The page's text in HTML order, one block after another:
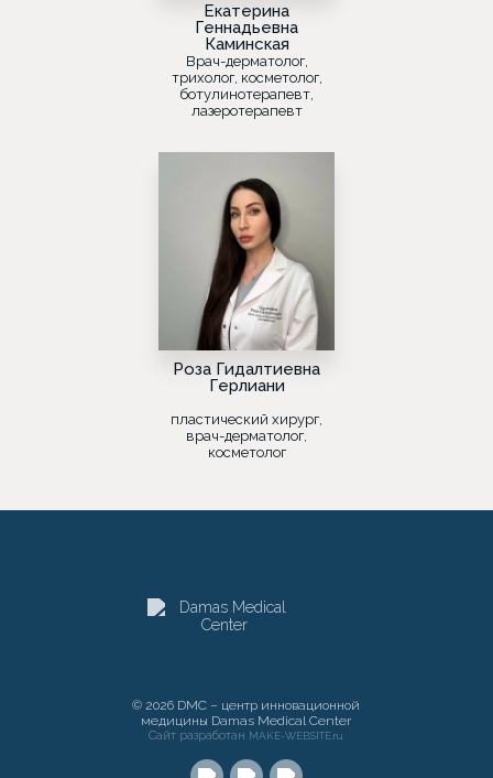
Екатерина
Геннадьевна
Каминская
Врач-дерматолог,
трихолог, косметолог,
ботулинотерапевт,
лазеротерапевт
Роза Гидалтиевна
Герлиани
пластический хирург,
врач-дерматолог,
косметолог
© 2026 DMC – центр инновационной
медицины Damas Medical Center
Сайт разработан MAKE-WEBSITE.ru